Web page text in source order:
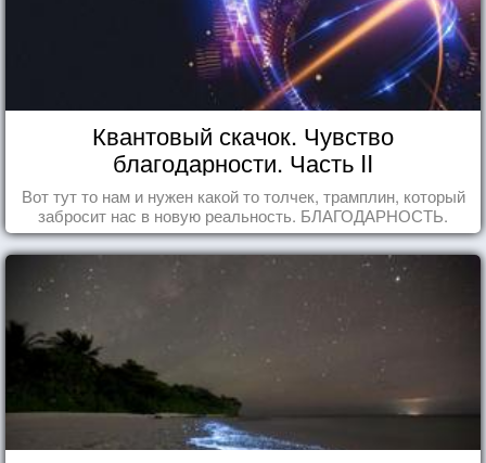
Квантовый скачок. Чувство
благодарности. Часть II
Вот тут то нам и нужен какой то толчек, трамплин, который
забросит нас в новую реальность. БЛАГОДАРНОСТЬ.